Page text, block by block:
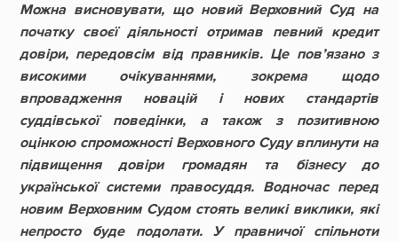
Можна висновувати, що новий Верховний Суд на
початку своєї діяльності отримав певний кредит
довіри, передовсім від правників. Це пов’язано з
високими очікуваннями, зокрема щодо
впровадження новацій і нових стандартів
суддівської поведінки, а також з позитивною
оцінкою спроможності Верховного Суду вплинути на
підвищення довіри громадян та бізнесу до
української системи правосуддя. Водночас перед
новим Верховним Судом стоять великі виклики, які
непросто буде подолати. У правничої спільноти